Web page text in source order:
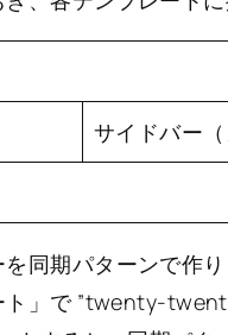
サイドバー（
同期パターンで作
ト」で ”twenty-